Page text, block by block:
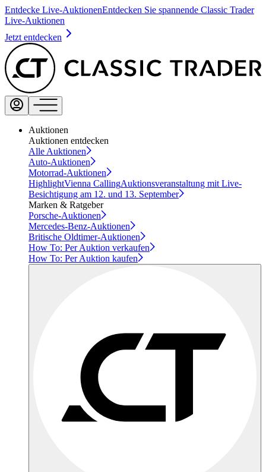
Entdecke Live-AuktionenEntdecken Sie spannende Classic Trader
Live-Auktionen
Jetzt entdecken
Auktionen
Auktionen entdecken
Alle Auktionen
Auto-Auktionen
Motorrad-Auktionen
HighlightVienna CallingAuktionsveranstaltung mit Live-
Besichtigung am 12. und 13. September
Marken & Ratgeber
Porsche-Auktionen
Mercedes-Benz-Auktionen
Britische Oldtimer-Auktionen
How To: Per Auktion verkaufen
How To: Per Auktion kaufen